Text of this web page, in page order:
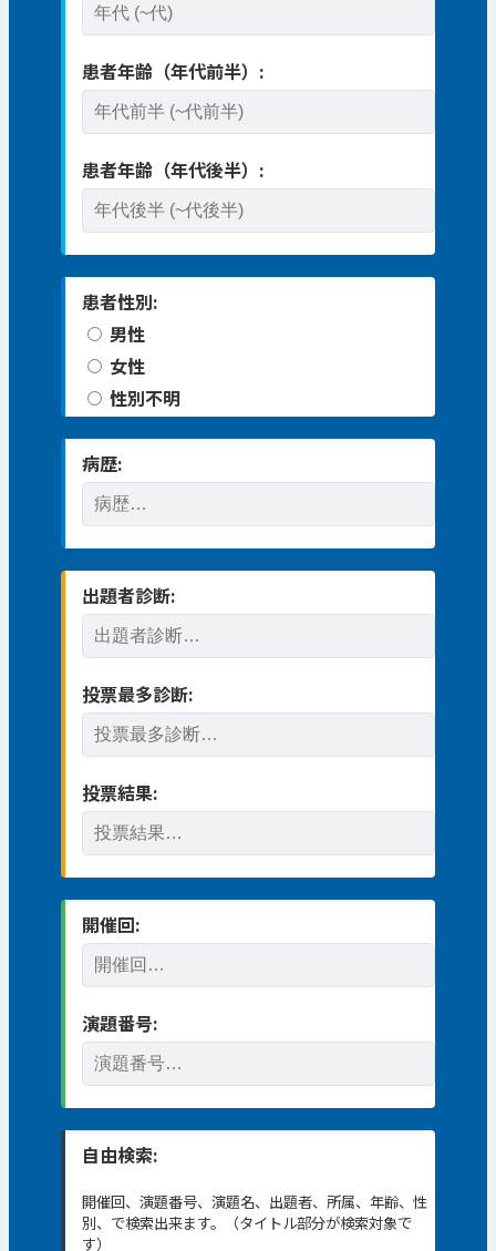
患者年齢（年代前半）:
患者年齢（年代後半）:
患者性別:
男性
女性
性別不明
病歴:
出題者診断:
投票最多診断:
投票結果:
開催回:
演題番号:
自由検索:
開催回、演題番号、演題名、出題者、所属、年齢、性
別、で検索出来ます。（タイトル部分が検索対象で
す）